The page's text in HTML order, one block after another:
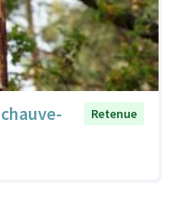
Retenue